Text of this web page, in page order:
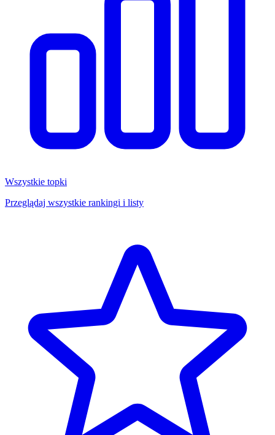
Wszystkie topki
Przeglądaj wszystkie rankingi i listy